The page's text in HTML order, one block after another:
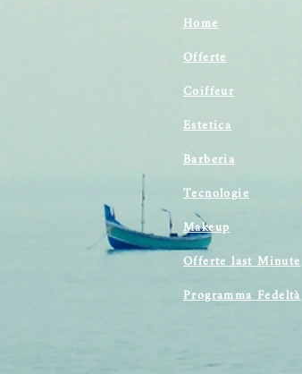
Home
Offerte
Coiffeur
Estetica
Barberia
Tecnologie
Makeup
Offerte last Minute
Programma Fedeltà